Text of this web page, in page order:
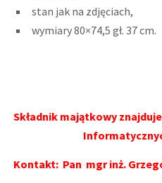
stan jak na zdjęciach,
wymiary 80×74,5 gł. 37 cm.
Składnik majątkowy
Kontakt: Pan mgr inż.